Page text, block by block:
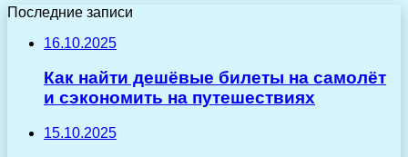
Последние записи
16.10.2025
Как найти дешёвые билеты на самолёт
и сэкономить на путешествиях
15.10.2025